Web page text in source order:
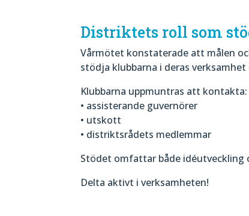
Distriktets roll som
Vårmötet konstaterade att målen
stödja klubbarna i deras
Klubbarna uppmuntras att kontakta:
• assisterande guvernörer
• utskott
• distriktsrådets medlemmar
Stödet omfattar både idéutveckling
Delta aktivt i verksamheten!